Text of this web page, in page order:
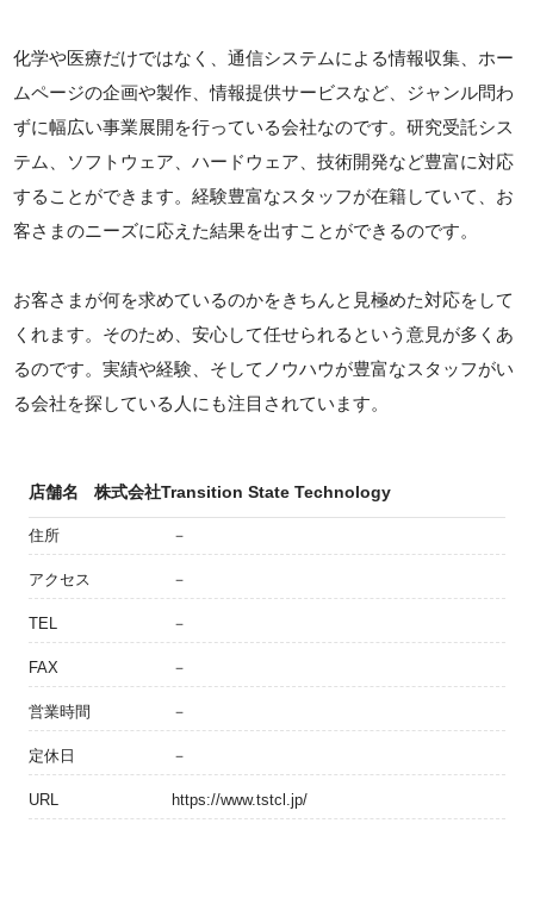
化学や医療だけではなく、通信システムによる情報収集、ホー
ムページの企画や製作、情報提供サービスなど、ジャンル問わ
ずに幅広い事業展開を行っている会社なのです。研究受託シス
テム、ソフトウェア、ハードウェア、技術開発など豊富に対応
することができます。経験豊富なスタッフが在籍していて、お
客さまのニーズに応えた結果を出すことができるのです。
お客さまが何を求めているのかをきちんと見極めた対応をして
くれます。そのため、安心して任せられるという意見が多くあ
るのです。実績や経験、そしてノウハウが豊富なスタッフがい
る会社を探している人にも注目されています。
店舗名 株式会社Transition State Technology
住所 －
アクセス －
TEL －
FAX －
営業時間 －
定休日 －
URL https://www.tstcl.jp/